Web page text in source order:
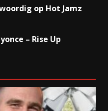
op Hot Jamz
– Rise Up